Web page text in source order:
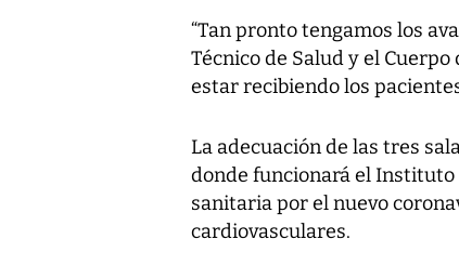
“Tan pronto tengamos los
Técnico de Salud y el
estar recibiendo los
La adecuación de las tres
donde funcionará el Instituto
sanitaria por el nuevo
cardiovasculares.